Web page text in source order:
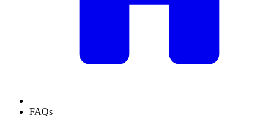
FAQs